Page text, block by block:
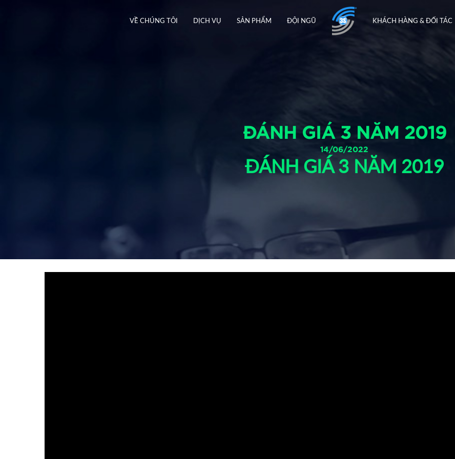
VỀ CHÚNG TÔI DỊCH VỤ SẢN PHẨM ĐỘI NGŨ KHÁCH HÀNG & ĐỐI TÁC
ĐÁNH GIÁ 3 NĂM 2019
14/06/2022
ĐÁNH GIÁ 3 NĂM 2019